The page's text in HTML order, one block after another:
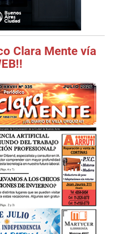
Clara Mente vía